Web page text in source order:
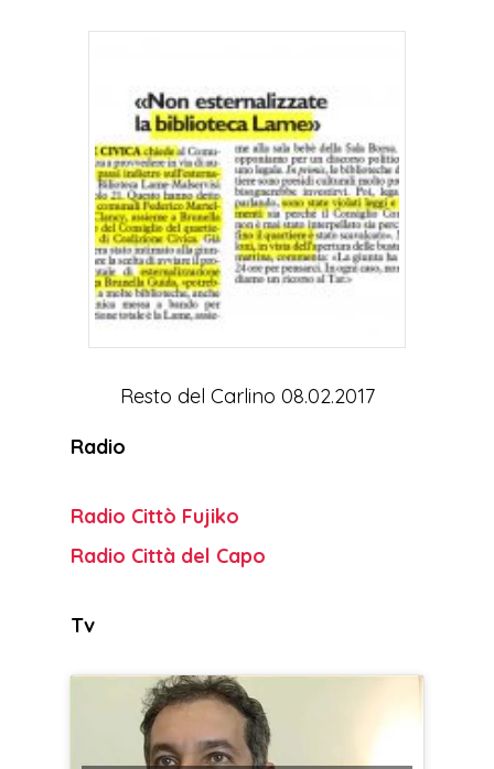
Resto del Carlino 08.02.2017
Radio
Radio Cittò Fujiko
Radio Città del Capo
Tv